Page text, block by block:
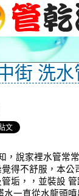
街 洗水
，說家裡水管常
得不舒服，本公
垢，，並裝設
水一直從水龍頭